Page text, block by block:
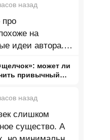
назад
про
на
идеи автора.
может ли
привычный
назад
слишком
существо. А